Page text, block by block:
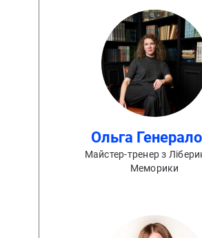
Ольга
Майстер-тренер з
Меморики